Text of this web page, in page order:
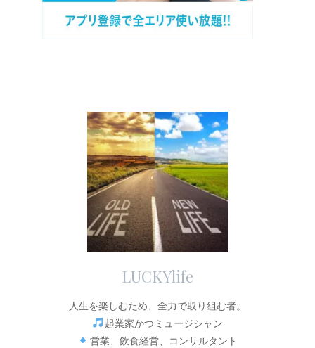
LUCKYlife
人生を楽しむため、全力で取り組む者。
起業家かつミュージシャン
営業、飲食経営、コンサルタント